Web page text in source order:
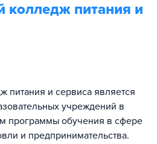
колледж питания и
питания и сервиса является
учреждений в
программы обучения в сфере
и предпринимательства.